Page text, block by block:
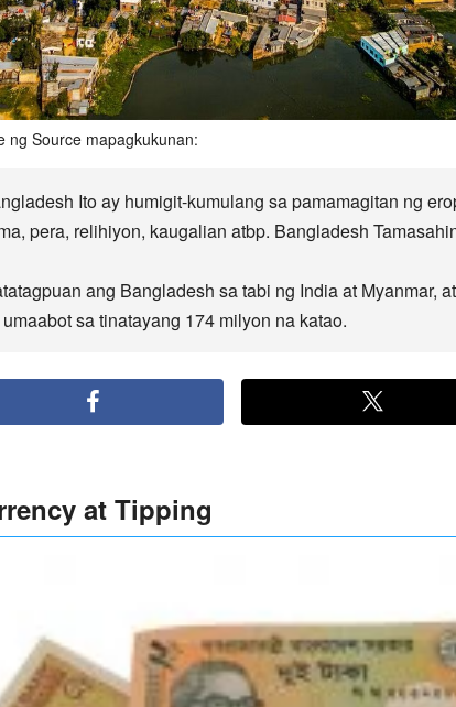
ng Source mapagkukunan:
Ito ay humigit-kumulang sa pamamagitan ng
pera, relihiyon, kaugalian atbp. Bangladesh
ang Bangladesh sa tabi ng India at Myanmar,
sa tinatayang 174 milyon na katao.
at Tipping